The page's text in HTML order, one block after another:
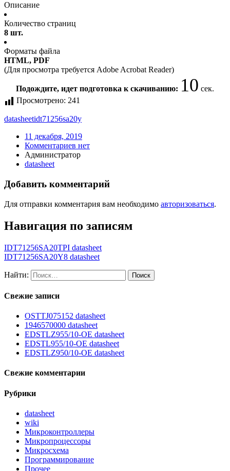
Описание
Количество страниц
8 шт.
Форматы файла
HTML, PDF
(Для просмотра требуется Adobe Acrobat Reader)
Подождите, идет подготовка к скачиванию: 10 сек.
Просмотрено: 241
datasheetidt71256sa20y
11 декабря, 2019
Комментариев нет
Администратор
datasheet
Добавить комментарий
Для отправки комментария вам необходимо авторизоваться.
Навигация по записям
IDT71256SA20TPI datasheet
IDT71256SA20Y8 datasheet
Найти:
Свежие записи
OSTTJ075152 datasheet
1946570000 datasheet
EDSTLZ955/10-OE datasheet
EDSTL955/10-OE datasheet
EDSTLZ950/10-OE datasheet
Свежие комментарии
Рубрики
datasheet
wiki
Микроконтроллеры
Микропроцессоры
Микросхема
Программирование
Прочее